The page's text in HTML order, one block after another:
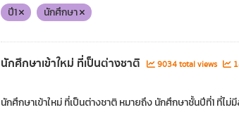
ปี1
นักศึกษา
นักศึกษาเข้าใหม่ ที่เป็นต่างชาติ 9034 total views
นักศึกษาเข้าใหม่ ที่เป็นต่างชาติ หมายถึง นักศึกษาชั้นปีที่1 ที่ไ